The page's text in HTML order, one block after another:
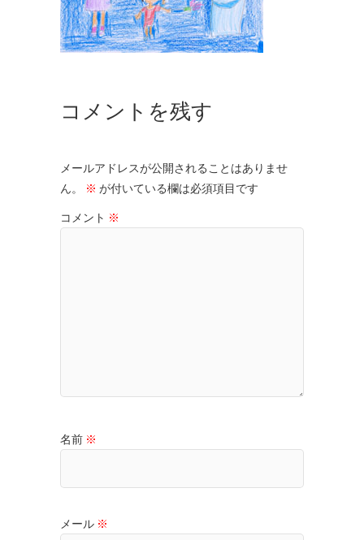
コメントを残す
メールアドレスが公開されることはありませ
ん。
※ が付いている欄は必須項目です
コメント ※
名前 ※
メール ※